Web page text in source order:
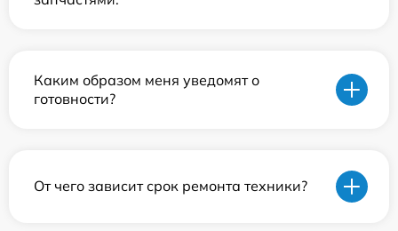
Каким образом меня уведомят о
готовности?
От чего зависит срок ремонта техники?